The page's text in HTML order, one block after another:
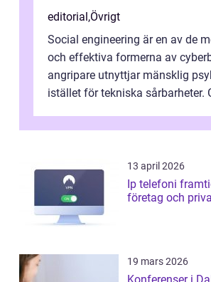
editorial ,Övrigt
Social engineering är en av de
och effektiva formerna av
angripare utnyttjar mänsklig
istället för tekniska sårbarheter.
13 april 2026
Ip telefoni framtidens samtal för
företag och
19 mars 2026